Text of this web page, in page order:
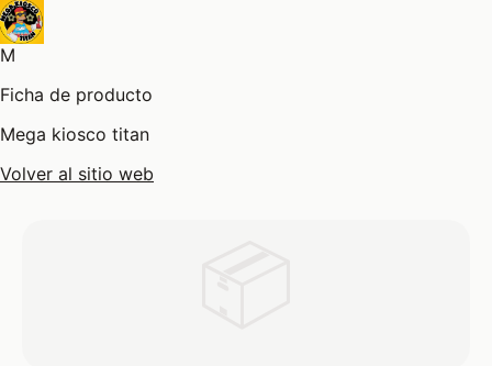
M
Ficha de producto
Mega kiosco titan
Volver al sitio web